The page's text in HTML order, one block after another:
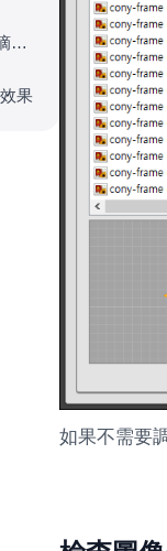
如何從短視頻（MP4/Youtube）製作摘要 GIF/WebP
果
如果不需要